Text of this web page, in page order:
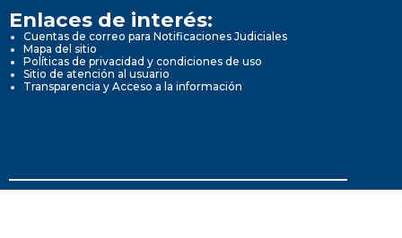
Enlaces de interés:
Cuentas de correo para Notificaciones Judiciales
Mapa del sitio
Políticas de privacidad y condiciones de uso
Sitio de atención al usuario
Transparencia y Acceso a la información